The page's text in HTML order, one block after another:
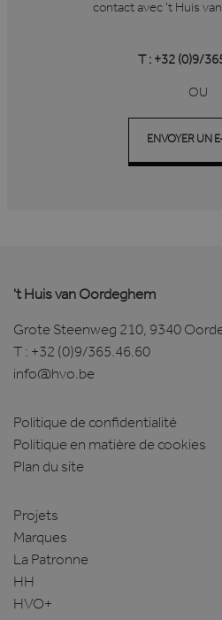
contact avec 't Huis
T : +32 (0)9/
OU
ENVOYER UN
't Huis van Oordeghem
Grote Steenweg 210, 9340
T : +32 (0)9/365.46.60
info@hvo.be
Politique de confidentialité
Politique en matière de cookies
Plan du site
Projets
Marques
La Patronne
HH
HVO+